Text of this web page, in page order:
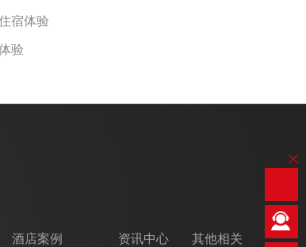
宿体验
验
酒店案例 资讯中心 其他相关